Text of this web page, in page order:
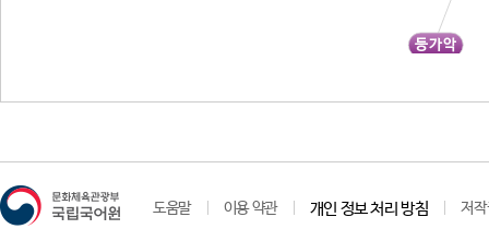
등가악
도움말 이용 약관 개인 정보 처리 방침 저